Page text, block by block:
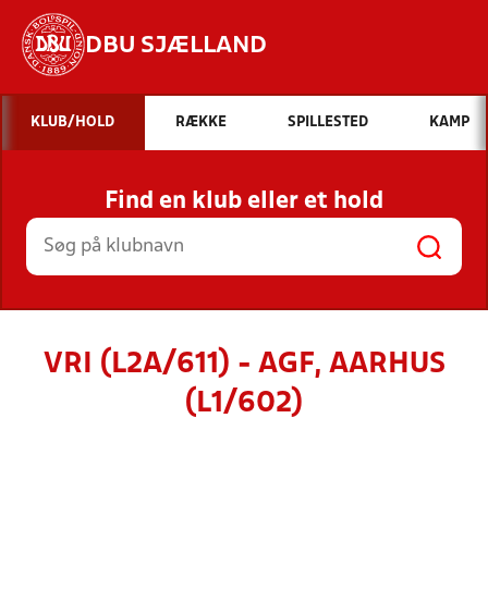
DBU SJÆLLAND
Hvad vil du søge efter?
INDHOLD OG NYHEDER
STILLINGER, RESULTATER, KLUBBER OG
HOLD
KLUB/HOLD RÆKKE SPILLESTED KAMP
Find en klub eller et hold
VRI (L2A/611) - AGF, AARHUS
(L1/602)